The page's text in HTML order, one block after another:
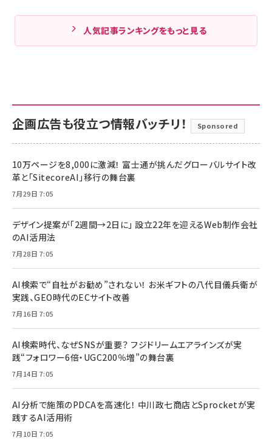
人気記事ランキングをもっと見る
企画広告も役立つ情報バッチリ！ Sponsored
10万ページを8,000に激減！ 富士通が挑んだグローバルサイト改
革と「SitecoreAI」移行の舞台裏
7月29日 7:05
デザイン提案が「2週間→2日に」 設立22年を迎えるWeb制作会社
のAI活用法
7月28日 7:05
AI検索で“自社がお勧め”されない！ お米ギフトの八代目儀兵衛が
実践、GEO時代のECサイト改善
7月16日 7:05
AI検索時代、なぜSNSが重要？ フジドリームエアラインズが実
践“フォロワー6倍・UGC200％増”の舞台裏
7月14日 7:05
AI分析で施策のPDCAを高速化！ 中川政七商店とSprocketが実
践するAI活用術
7月10日 7:05